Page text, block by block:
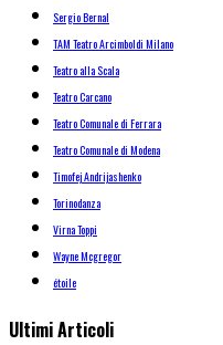
Sergio Bernal
TAM Teatro Arcimboldi Milano
Teatro alla Scala
Teatro Carcano
Teatro Comunale di Ferrara
Teatro Comunale di Modena
Timofej Andrijashenko
Torinodanza
Virna Toppi
Wayne Mcgregor
étoile
Ultimi Articoli